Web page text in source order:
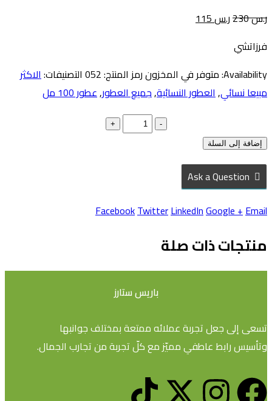
ر.س230 ر.س115
فرزاتشي
Availability: متوفر في المخزونرمز المنتج:052 التصنيفات:الاكثر
مبيعا نسائي,العطور النسائية,جميع العطور,عطور 100 مل
-
+
إضافة إلى السلة
Ask a Question
FacebookTwitterLinkedInGoogle +Email
منتجات ذات صلة
باريس ستارز
تسعى إلى جعل تجربة عملائه ممتعة بمختلف جوانبها
وتأسيس رابط عاطفي مميّز مع كلّ تجربة من تجارب الجمال.